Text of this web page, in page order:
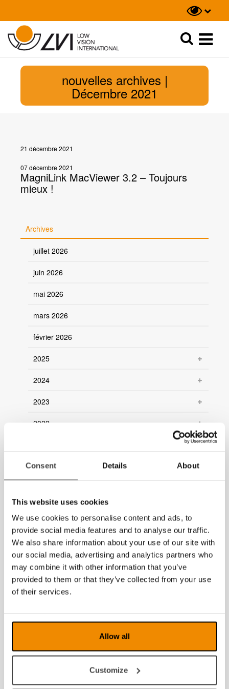
Consent Details About
This website uses cookies
We use cookies to personalise content and ads, to
provide social media features and to analyse our traffic.
We also share information about your use of our site with
our social media, advertising and analytics partners who
may combine it with other information that you’ve
provided to them or that they’ve collected from your use
of their services.
Allow all
Customize
Recherche
nouvelles archives |
Décembre 2021
21 décembre 2021
07 décembre 2021
MagniLink MacViewer 3.2 – Toujours
mieux !
Archives
juillet 2026
juin 2026
mai 2026
mars 2026
février 2026
2025
2024
2023
2022